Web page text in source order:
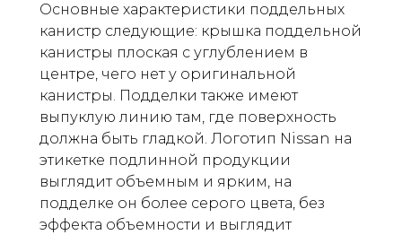
Основные характеристики поддельных
канистр следующие: крышка поддельной
канистры плоская с углублением в
центре, чего нет у оригинальной
канистры. Подделки также имеют
выпуклую линию там, где поверхность
должна быть гладкой. Логотип Nissan на
этикетке подлинной продукции
выглядит объемным и ярким, на
подделке он более серого цвета, без
эффекта объемности и выглядит